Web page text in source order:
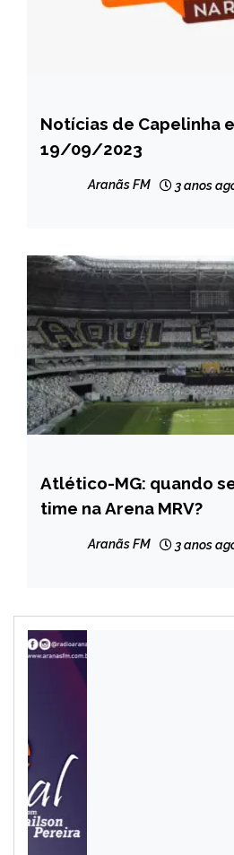
CAPELINHA
MINAS
Notícias de Capelinha
19/09/2023
Aranãs FM 3 anos
ESPORTES
NOTÍCIAS
Atlético-MG: quando
time na Arena MRV?
Aranãs FM 3 anos